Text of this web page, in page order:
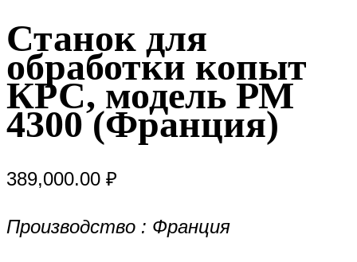
Станок для
обработки копыт
КРС, модель РМ
4300 (Франция)
389,000.00 ₽
Производство : Франция